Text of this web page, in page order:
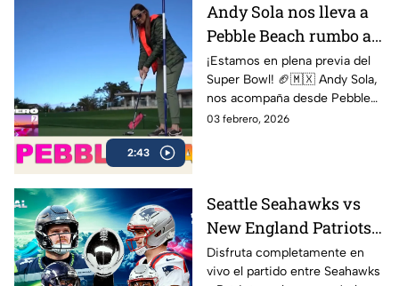
England Patriots.
2:43
Andy Sola nos lleva a
Pebble Beach rumbo al
Super Bow | Sola al
Super Bowl
¡Estamos en plena previa del
Super Bowl! 🏈🇲🇽 Andy Sola,
nos acompaña desde Pebble
Beach, compartiendo cómo se
03 febrero, 2026
Seattle Seahawks vs
New England Patriots
ver EN VIVO y GRATIS
Super Bowl LX 2026,
Disfruta completamente en
vivo el partido entre Seahawks